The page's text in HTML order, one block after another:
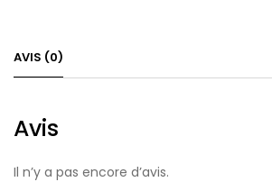
AVIS (0)
Avis
Il n’y a pas encore d’avis.